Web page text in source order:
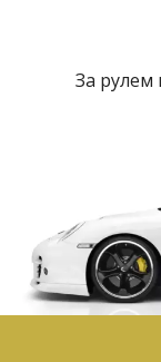
За рулем